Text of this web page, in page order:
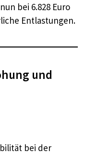
bei 6.828 Euro
Entlastungen.
und
bei der